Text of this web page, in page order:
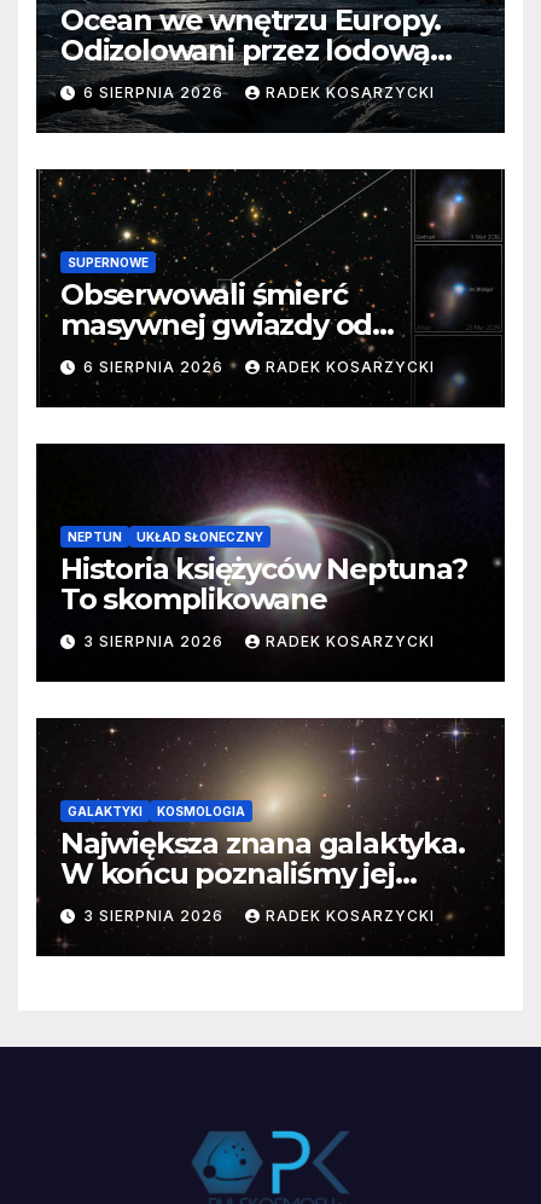
Ocean we wnętrzu Europy.
Odizolowani przez lodową
barierę
6 SIERPNIA 2026 RADEK KOSARZYCKI
SUPERNOWE
Obserwowali śmierć
masywnej gwiazdy od
samego początku. Niezwykle
cenne dane
6 SIERPNIA 2026 RADEK KOSARZYCKI
NEPTUN UKŁAD SŁONECZNY
Historia księżyców Neptuna?
To skomplikowane
3 SIERPNIA 2026 RADEK KOSARZYCKI
GALAKTYKI KOSMOLOGIA
Największa znana galaktyka.
W końcu poznaliśmy jej
faktyczne wymiary
3 SIERPNIA 2026 RADEK KOSARZYCKI